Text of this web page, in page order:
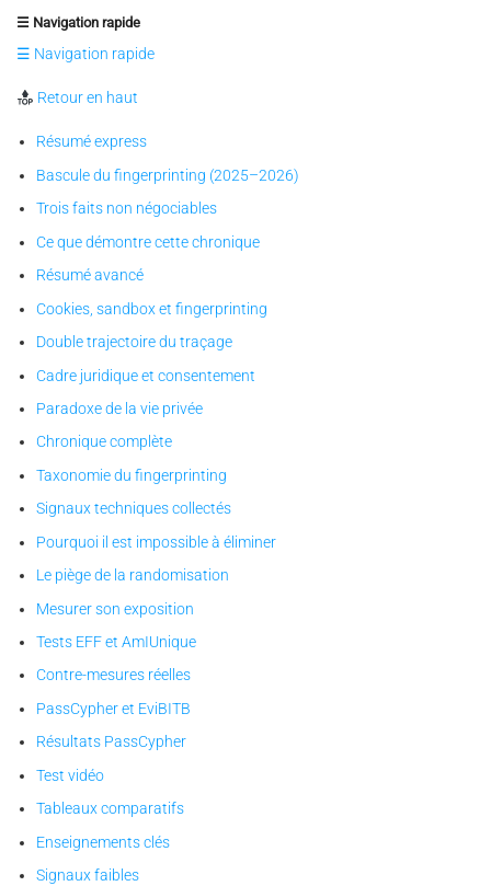
☰ Navigation rapide
☰ Navigation rapide
Retour en haut
Résumé express
Bascule du fingerprinting (2025–2026)
Trois faits non négociables
Ce que démontre cette chronique
Résumé avancé
Cookies, sandbox et fingerprinting
Double trajectoire du traçage
Cadre juridique et consentement
Paradoxe de la vie privée
Chronique complète
Taxonomie du fingerprinting
Signaux techniques collectés
Pourquoi il est impossible à éliminer
Le piège de la randomisation
Mesurer son exposition
Tests EFF et AmIUnique
Contre-mesures réelles
PassCypher et EviBITB
Résultats PassCypher
Test vidéo
Tableaux comparatifs
Enseignements clés
Signaux faibles